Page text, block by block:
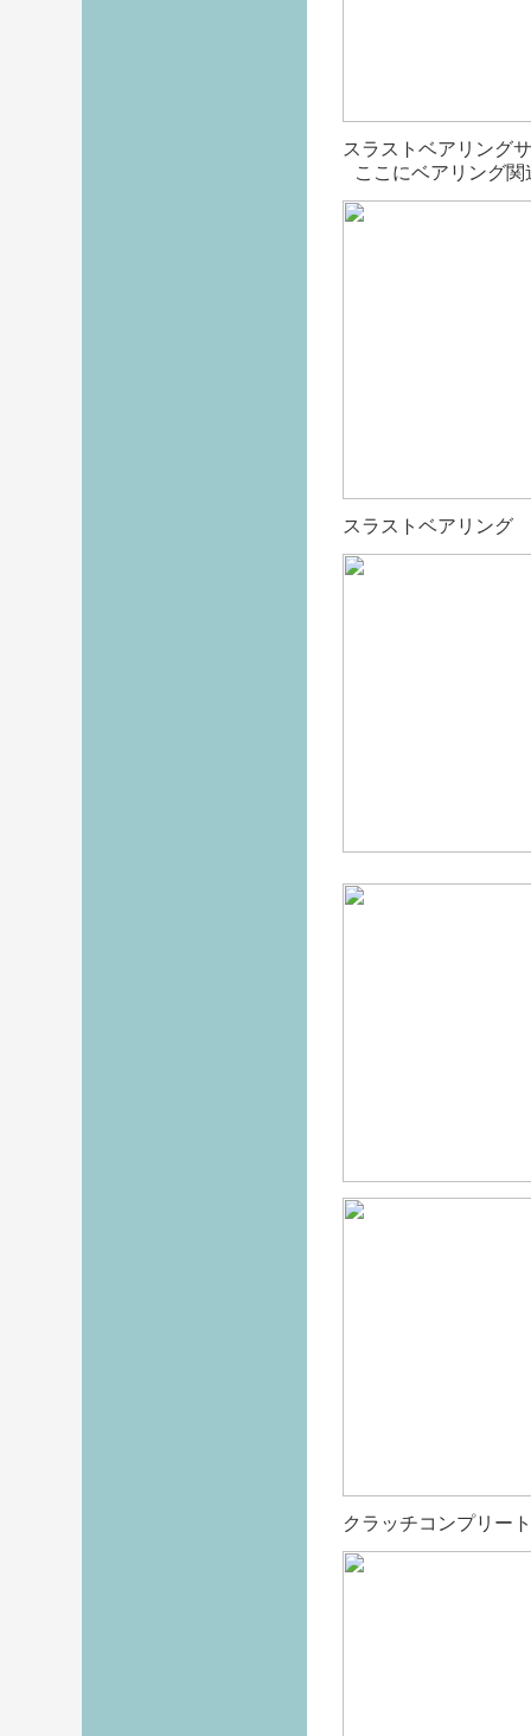
スラストベアリング
ここにベアリング
スラストベアリング
クラッチコンプリート